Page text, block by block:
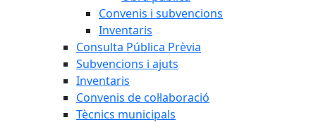
Convenis i subvencions
Inventaris
Consulta Pública Prèvia
Subvencions i ajuts
Inventaris
Convenis de col·laboració
Tècnics municipals